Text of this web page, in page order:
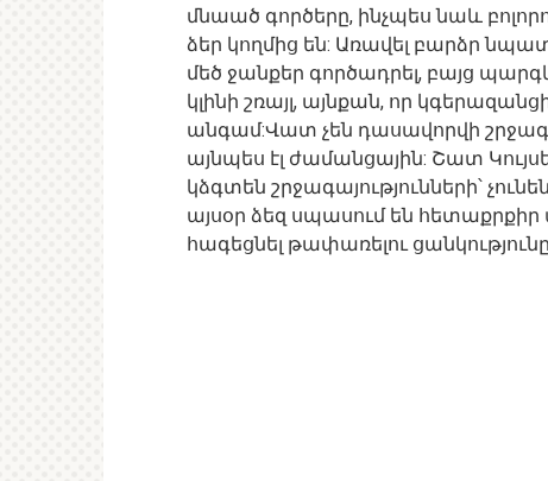
մնաած գործերը, ինչպես նաև
ձեր կողմից են: Առավել բարձր
մեծ ջանքեր գործադրել, բայց
կլինի շռայլ, այնքան, որ
անգամ:Վատ չեն դասավորվի
այնպես էլ ժամանցային: Շատ
կձգտեն շրջագայությունների՝
այսօր ձեզ սպասում են
հագեցնել թափառելու